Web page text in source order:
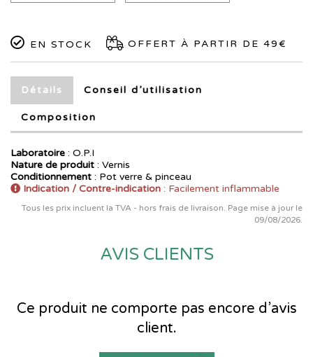
EN STOCK OFFERT À PARTIR DE 49€
Détails Conseil d’utilisation
Composition
Laboratoire : O.P.I
Nature de produit : Vernis
Conditionnement : Pot verre & pinceau
Indication / Contre-indication : Facilement inflammable
Tous les prix incluent la TVA - hors frais de livraison. Page mise à jour le
09/08/2026.
AVIS CLIENTS
Ce produit ne comporte pas encore d’avis
client.